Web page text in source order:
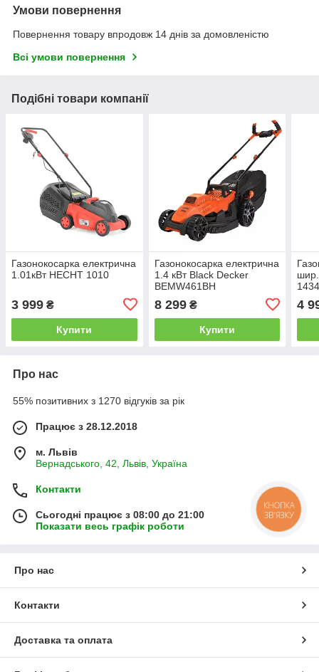
Умови повернення
Повернення товару впродовж 14 днів за домовленістю
Всі умови повернення
Подібні товари компанії
Газонокосарка електрична
1.01кВт HECHT 1010
3 999 ₴
Купити
Газонокосарка електрична
1.4 кВт Black Decker
BEMW461BH
8 299₴
Купити
4
Про нас
55% позитивних з 1270 відгуків за рік
Працює з 28.12.2018
м. Львів
Вернадського, 42, Львів, Україна
Контакти
Сьогодні працює з 08:00 до 21:00
Показати весь графік роботи
Про нас
Контакти
Доставка та оплата
КНОПКА
ЗВ'ЯЗКУ